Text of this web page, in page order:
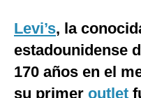
España
Internacional
Tecnología
Levi’s, la
estadounidense
170 años en el
su primer outlet